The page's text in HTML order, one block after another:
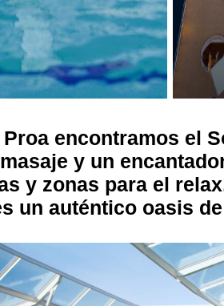
Proa encontramos el
y un
y zonas para el
un auténtico oasis